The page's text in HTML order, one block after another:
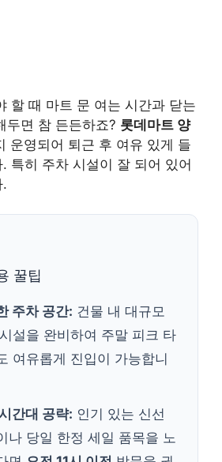
할 때 마트 문 여는 시간과 닫는
두면 참 든든하죠? 롯데마트 양
운영되어 퇴근 후 여유 있게 들
특히 주차 시설이 잘 되어 있어
.
꿀팁
주차 공간: 건물 내 대규모
설을 완비하여 주말 피크 타
여유롭게 진입이 가능합니
간대 공략: 인기 있는 신선
나 당일 한정 세일 품목을 노